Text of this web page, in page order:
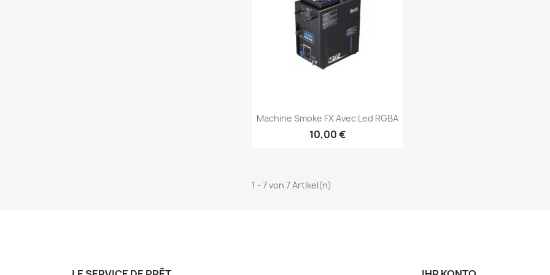
Vorschau
Machine Smoke FX Avec Led RGBA
10,00 €
1 - 7 von 7 Artikel(n)